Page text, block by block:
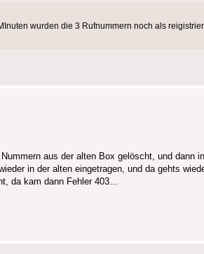
wurden die 3 Rufnummern noch als
aus der alten Box gelöscht, und dann
in der alten eingetragen, und da gehts
da kam dann Fehler 403...